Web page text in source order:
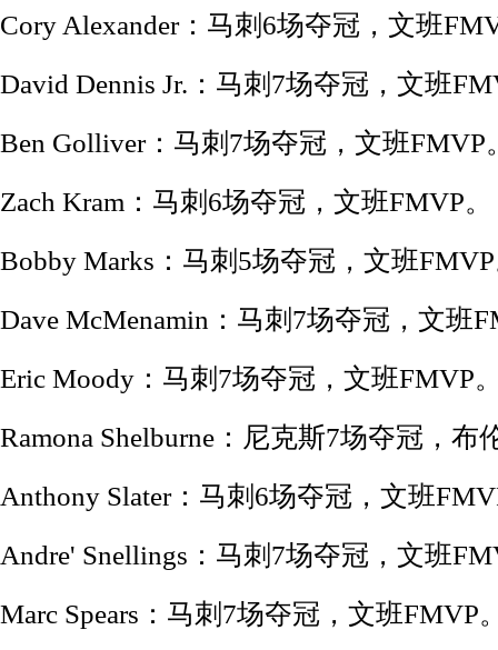
Cory Alexander：马刺6场夺冠，文班
David Dennis Jr.：马刺7场夺冠，文班
Ben Golliver：马刺7场夺冠，文班FMVP
Zach Kram：马刺6场夺冠，文班FMVP。
Bobby Marks：马刺5场夺冠，文班
Dave McMenamin：马刺7场夺冠，文班
Eric Moody：马刺7场夺冠，文班FMVP
Ramona Shelburne：尼克斯7场夺冠，布
Anthony Slater：马刺6场夺冠，文班
Andre' Snellings：马刺7场夺冠，文班
Marc Spears：马刺7场夺冠，文班FMVP